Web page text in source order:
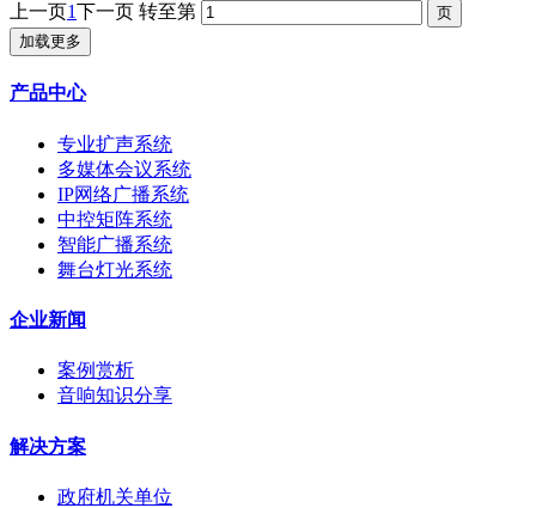
上一页1下一页 转至第
加载更多
产品中心
专业扩声系统
多媒体会议系统
IP网络广播系统
中控矩阵系统
智能广播系统
舞台灯光系统
企业新闻
案例赏析
音响知识分享
解决方案
政府机关单位